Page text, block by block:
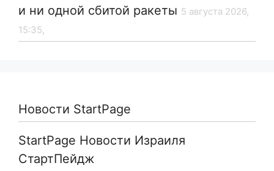
и ни одной сбитой ракеты 5 августа 2026,
15:35,
Новости StartPage
StartPage Новости Израиля
СтартПейдж